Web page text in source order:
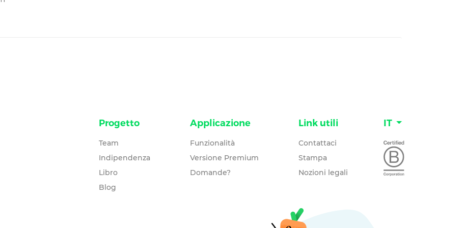
Progetto
Team
Indipendenza
Libro
Blog
Applicazione
Funzionalità
Versione Premium
Domande?
Link utili
Contattaci
Stampa
Nozioni legali
IT